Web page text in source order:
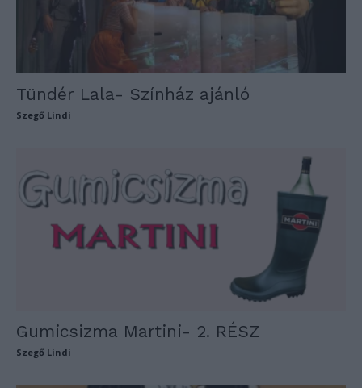
Tündér Lala- Színház ajánló
Szegő Lindi
Gumicsizma Martini- 2. RÉSZ
Szegő Lindi